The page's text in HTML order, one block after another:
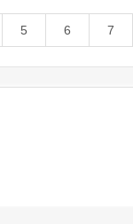
5 6 7